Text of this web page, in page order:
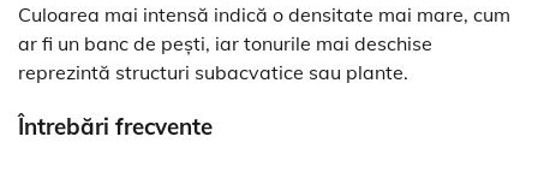
Culoarea mai intensă indică o densitate mai mare, cum
ar fi un banc de pești, iar tonurile mai deschise
reprezintă structuri subacvatice sau plante.
Întrebări frecvente